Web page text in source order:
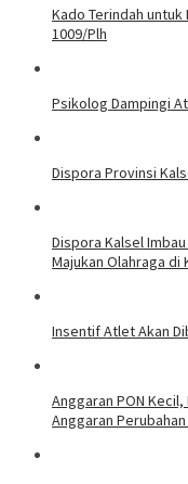
Kado Terindah untuk
1009/Plh
Psikolog Dampingi
Dispora Provinsi
Dispora Kalsel
Majukan Olahraga di
Insentif Atlet Akan
Anggaran PON
Anggaran Perubahan